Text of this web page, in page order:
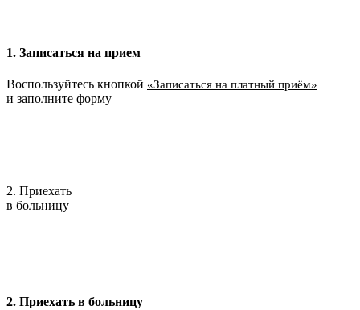
1. Записаться на прием
Воспользуйтесь кнопкой «Записаться на платный приём»
и заполните форму
2. Приехать
в больницу
2. Приехать в больницу